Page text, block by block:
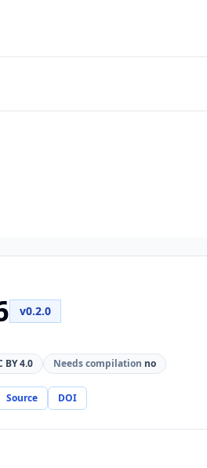
v0.2.0
BY 4.0 Needs compilation no
Source DOI